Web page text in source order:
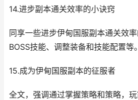
14.进步副本通关效率的小诀窍
同享一些进步伊甸国服副本通关效
BOSS技能、调整装备和技能配置等。
15.成为伊甸国服副本的征服者
全文，强调通过掌握策略和策略，